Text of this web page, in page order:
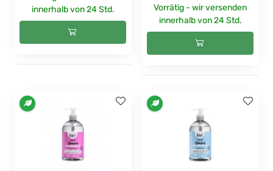
innerhalb von 24 Std.
Vorrätig - wir versenden
innerhalb von 24 Std.